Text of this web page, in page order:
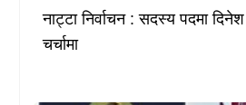
नाट्टा निर्वाचन : सदस्य पदमा दिनेश
चर्चामा